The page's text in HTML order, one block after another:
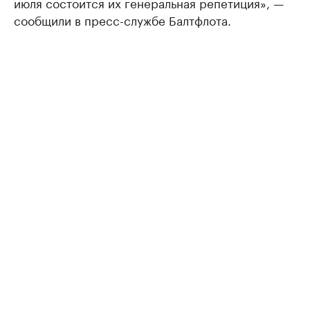
сообщили в пресс-службе Балтфлота.